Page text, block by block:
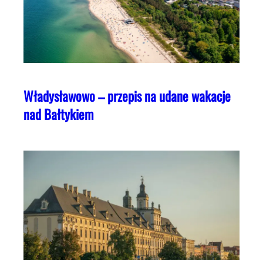
Władysławowo – przepis na udane wakacje
nad Bałtykiem